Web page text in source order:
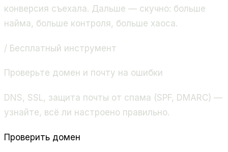
конверсия съехала. Дальше — скучно: больше
найма, больше контроля, больше хаоса.
/ Бесплатный инструмент
Проверьте домен и почту на ошибки
DNS, SSL, защита почты от спама (SPF, DMARC) —
узнайте, всё ли настроено правильно.
Проверить домен